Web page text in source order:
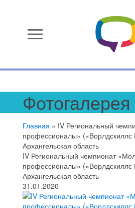
menu
Фотогалерея
Главная » IV Региональный
профессионалы» («Ворлдскиллс
Архангельская область
IV Региональный чемпионат
профессионалы» («Ворлдскиллс
Архангельская область
31.01.2020